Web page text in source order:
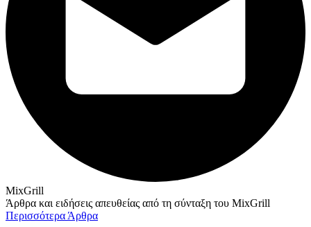
MixGrill
Άρθρα και ειδήσεις απευθείας από τη σύνταξη του MixGrill
Περισσότερα Άρθρα